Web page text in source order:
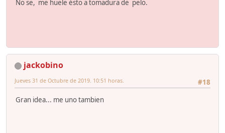
No se, me huele ésto a tomadura de pelo.
jackobino
#18
Jueves 31 de Octubre de 2019. 10:51 horas.
Gran idea... me uno tambien